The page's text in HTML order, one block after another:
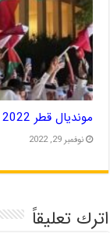
مونديال قطر 2022 يخنق الكيان الصهيوني ويعزله
نوفمبر 29, 2022
اترك تعليقاً